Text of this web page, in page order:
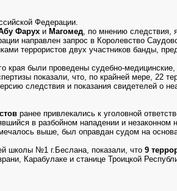
Федерации.
Фарух и Магомед, по мнению следствия,
направлен запрос в Королевство
террористов двух участников банды,
края были проведены судебно-
показали, что, по крайней мере, 22
следствия и показания свидетелей о
ранее привлекались к уголовной
в разбойном нападении и
выше, был оправдан судом на
школы №1 г.Беслана, показали, что 9
Карабулаке и станице Троицкой